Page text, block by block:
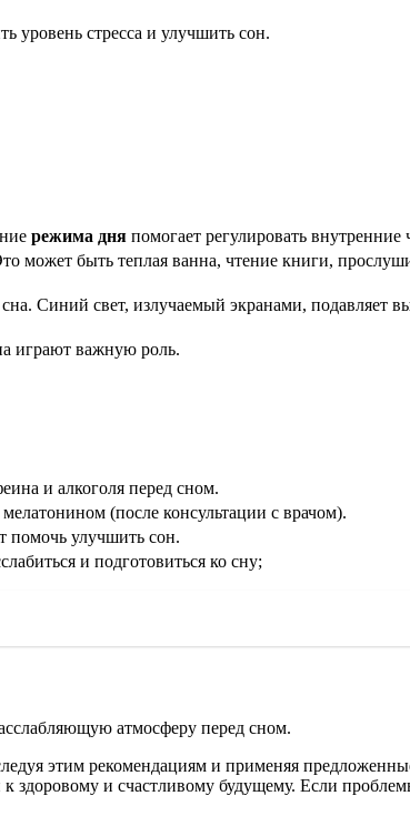
уровень стресса и улучшить сон.
режима дня помогает регулировать внутренние
может быть теплая ванна, чтение книги,
Синий свет, излучаемый экранами, подавляет
играют важную роль.
и алкоголя перед сном.
(после консультации с врачом).
помочь улучшить сон.
и подготовиться ко сну;
атмосферу перед сном.
этим рекомендациям и применяя
здоровому и счастливому будущему. Если